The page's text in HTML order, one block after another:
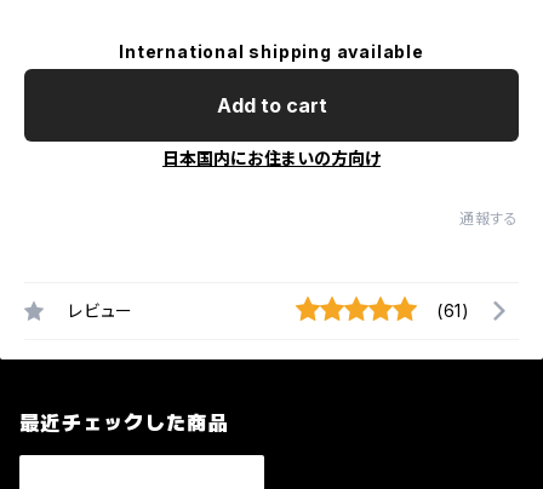
International shipping available
Add to cart
日本国内にお住まいの方向け
通報する
レビュー (61)
最近チェックした商品